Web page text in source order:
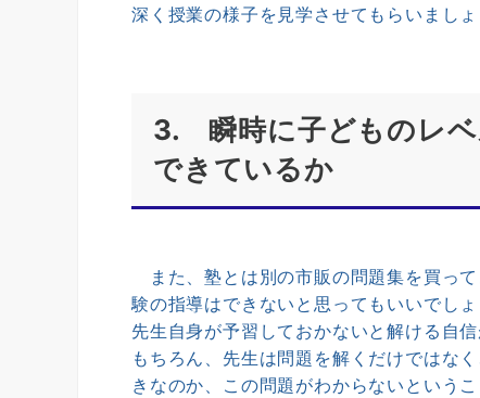
深く授業の様子を見学させてもらいましょ
3. 瞬時に子どものレベ
できているか
また、塾とは別の市販の問題集を買っ
験の指導はできないと思ってもいいでしょ
先生自身が予習しておかないと解ける自
もちろん、先生は問題を解くだけではな
きなのか、この問題がわからないという